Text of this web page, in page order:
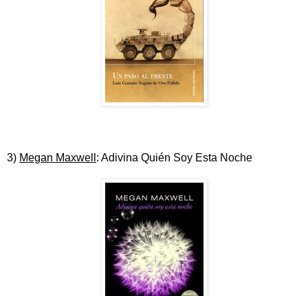
3) Megan Maxwell : Adivina Quién Soy Esta Noche